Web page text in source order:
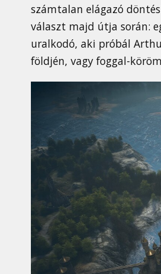
számtalan elágazó
választ majd útja során:
uralkodó, aki próbál
földjén, vagy foggal-